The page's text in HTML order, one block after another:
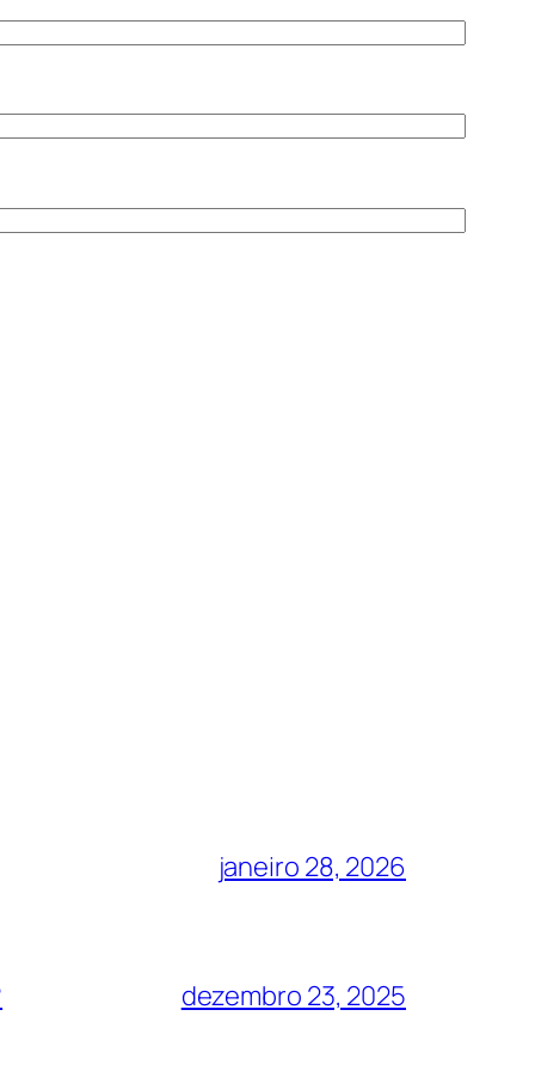
janeiro 28, 2026
dezembro 23, 2025